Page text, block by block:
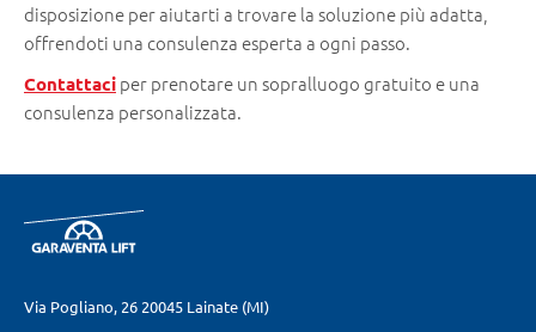
disposizione per aiutarti a trovare la soluzione più adatta,
offrendoti una consulenza esperta a ogni passo.
Contattaci per prenotare un sopralluogo gratuito e una
consulenza personalizzata.
Via Pogliano, 26 20045 Lainate (MI)